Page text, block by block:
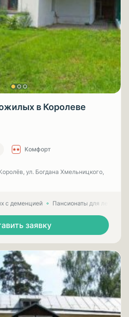
в Королеве
Комфорт
ул. Богдана Хмельницкого,
с деменцией Пансионаты для
заявку